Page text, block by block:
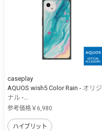
caseplay
AQUOS wish5 Color Rain - オリジ
ナル -...
参考価格￥6,980
ハイブリット